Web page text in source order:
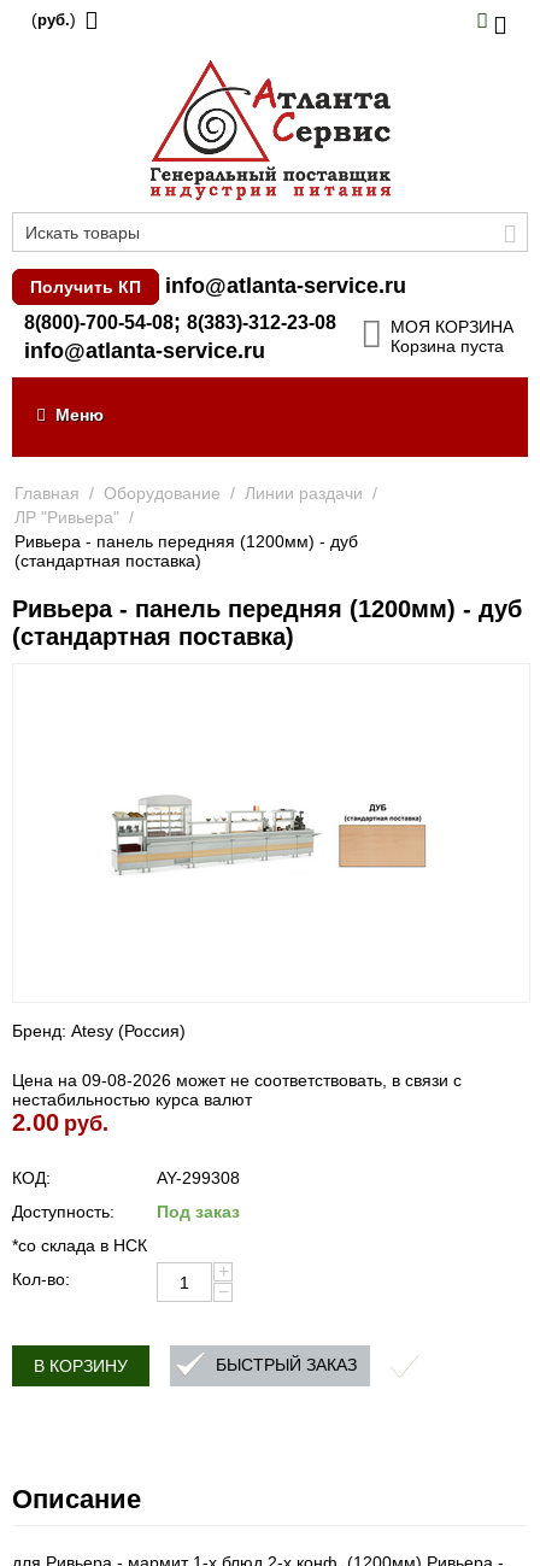
(руб.)
Получить КП info@atlanta-service.ru
8(800)-700-54-08; 8(383)-312-23-08
info@atlanta-service.ru
МОЯ КОРЗИНА
Корзина пуста
Меню
Главная / Оборудование / Линии раздачи /
ЛР "Ривьера" /
Ривьера - панель передняя (1200мм) - дуб
(стандартная поставка)
Ривьера - панель передняя (1200мм) - дуб
(стандартная поставка)
Бренд: Atesy (Россия)
Цена на 09-08-2026 может не соответствовать, в связи с
нестабильностью курса валют
2.00 руб.
КОД:
AY-299308
Доступность:
Под заказ
*со склада в НСК
Кол-во:
+
−
В КОРЗИНУ БЫСТРЫЙ ЗАКАЗ
Описание